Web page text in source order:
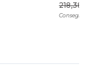
218,38 €
Consegna